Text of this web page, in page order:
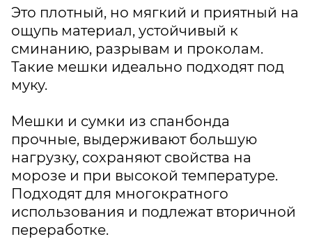
Это плотный, но мягкий и приятный на
ощупь материал, устойчивый к
сминанию, разрывам и проколам.
Такие мешки идеально подходят под
муку.
Мешки и сумки из спанбонда
прочные, выдерживают большую
нагрузку, сохраняют свойства на
морозе и при высокой температуре.
Подходят для многократного
использования и подлежат вторичной
переработке.